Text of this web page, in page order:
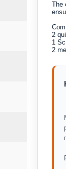
The
2
1
2